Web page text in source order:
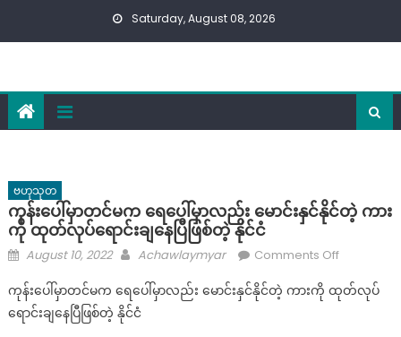
Saturday, August 08, 2026
ဗဟုသုတ
ကုန်းပေါ်မှာတင်မက ရေပေါ်မှာလည်း မောင်းနှင်နိုင်တဲ့ ကား
ကို ထုတ်လုပ်ရောင်းချနေပြီဖြစ်တဲ့ နိုင်ငံ
Posted
August 10, 2022 Author
Achawlaymyar Comments Offon
ပေါ်
ကုန်းပေါ်မှာတင်မက ရေပေါ်မှာလည်း မောင်းနှင်နိုင်တဲ့ ကားကို ထုတ်လုပ်
ရောင်းချနေပြီဖြစ်တဲ့ နိုင်ငံ